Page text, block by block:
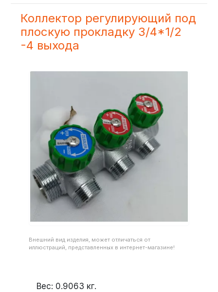
Коллектор регулирующий под
плоскую прокладку 3/4*1/2
-4 выхода
Внешний вид изделия, может отличаться от
иллюстраций, представленных в интернет-магазине!
Вес: 0.9063 кг.